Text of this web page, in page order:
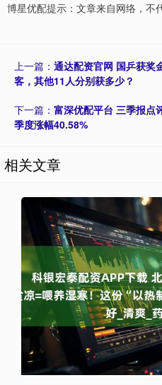
博星优配提示：文章来自网络，不
上一篇： 通达配资官网 国乒获奖
客，其他11人分别获多少？
下一篇： 富深优配平台 三季报点
季度涨幅40.58%
相关文章